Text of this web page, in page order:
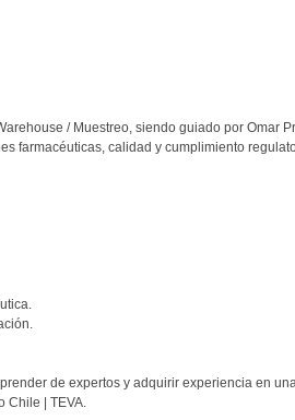
/ Muestreo, siendo guiado por Omar
farmacéuticas, calidad y cumplimiento
de expertos y adquirir experiencia en
Chile | TEVA.